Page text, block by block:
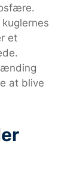
et
at blive